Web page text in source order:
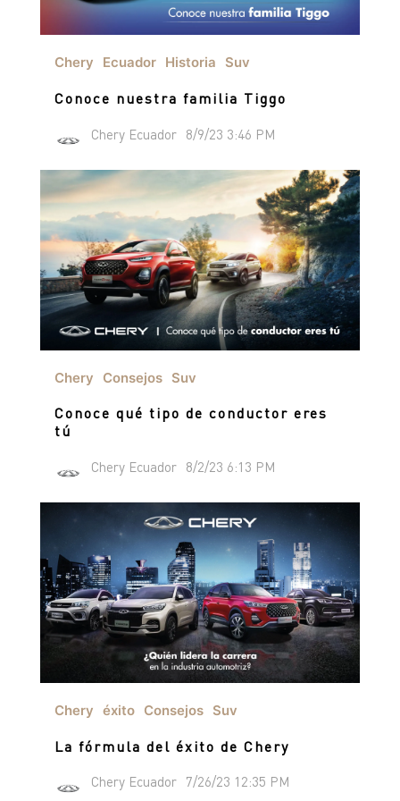
Chery Ecuador Historia Suv
Conoce nuestra familia Tiggo
Chery Ecuador 8/9/23 3:46 PM
Chery Consejos Suv
Conoce qué tipo de conductor eres
tú
Chery Ecuador 8/2/23 6:13 PM
Chery éxito Consejos Suv
La fórmula del éxito de Chery
Chery Ecuador 7/26/23 12:35 PM